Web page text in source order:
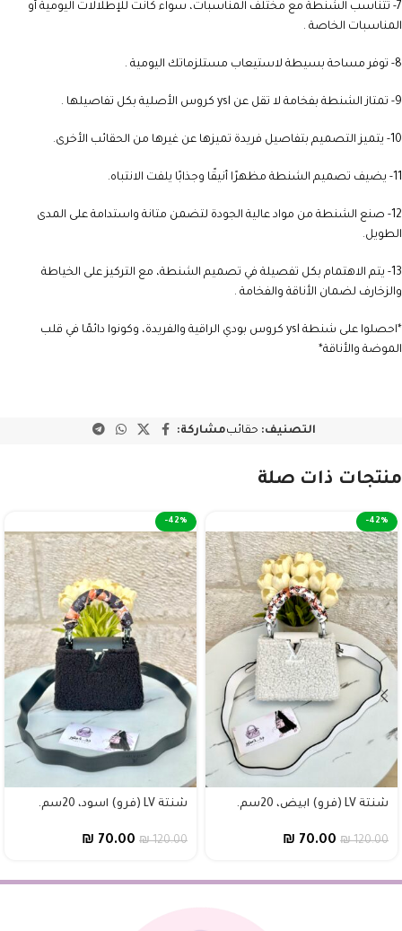
7- تتناسب الشنطة مع مختلف المناسبات، سواء كانت للإطلالات اليومية أو
المناسبات الخاصة .
8- توفر مساحة بسيطة لاستيعاب مستلزماتك اليومية .
9- تمتاز الشنطة بفخامة لا تقل عن ysl كروس الأصلية بكل تفاصيلها .
10- يتميز التصميم بتفاصيل فريدة تميزها عن غيرها من الحقائب الأخرى.
11- يضيف تصميم الشنطة مظهرًا أنيقًا وجذابًا يلفت الانتباه.
12- صنع الشنطة من مواد عالية الجودة لتضمن متانة واستدامة على المدى
الطويل.
13- يتم الاهتمام بكل تفصيلة في تصميم الشنطة، مع التركيز على الخياطة
والزخارف لضمان الأناقة والفخامة .
*احصلوا على شنطة ysl كروس بودي الراقية والفريدة، وكونوا دائمًا في قلب
الموضة والأناقة*
التصنيف: حقائبمشاركة:
منتجات ذات صلة
-42%
شنتة LV (فرو) ابيض، 20سم.
₪120.00
₪ 70.00
-42%
شنتة LV (فرو) اسود، 20سم.
₪120.00
₪ 70.00